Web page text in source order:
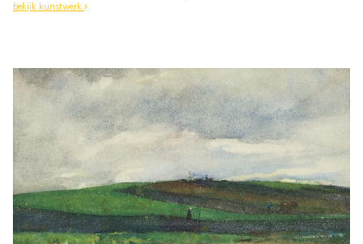
bekijk kunstwerk